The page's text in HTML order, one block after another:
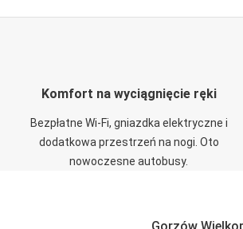
Komfort na wyciągnięcie ręki
Bezpłatne Wi-Fi, gniazdka elektryczne i
dodatkowa przestrzeń na nogi. Oto
nowoczesne autobusy.
Gorzów